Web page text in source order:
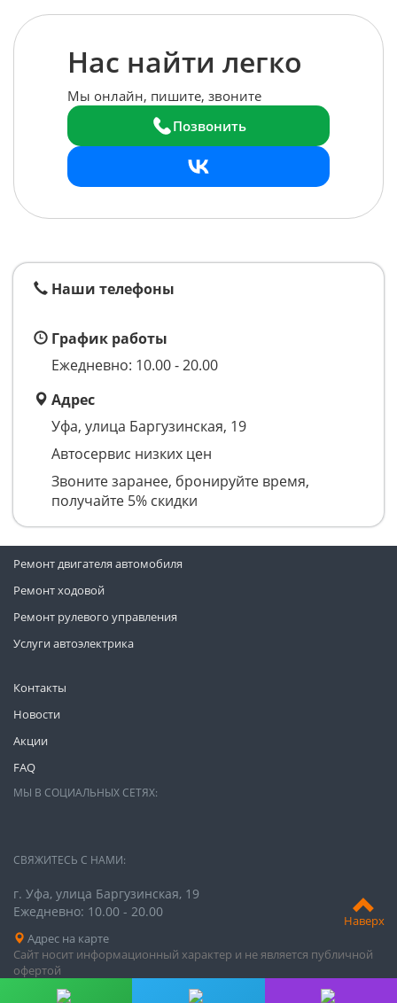
Наверх
Нас найти легко
Мы онлайн, пишите, звоните
Позвонить
Наши телефоны
График работы
Ежедневно: 10.00 - 20.00
Адрес
Уфа, улица Баргузинская, 19
Автосервис низких цен
Звоните заранее, бронируйте время,
получайте 5% скидки
Контакты
Новости
Акции
FAQ
Ремонт двигателя автомобиля
Ремонт ходовой
Ремонт рулевого управления
Услуги автоэлектрика
МЫ В СОЦИАЛЬНЫХ СЕТЯХ:
СВЯЖИТЕСЬ С НАМИ:
г. Уфа, улица Баргузинская, 19
Ежедневно: 10.00 - 20.00
Адрес на карте
Сайт носит информационный характер и не является публичной
офертой